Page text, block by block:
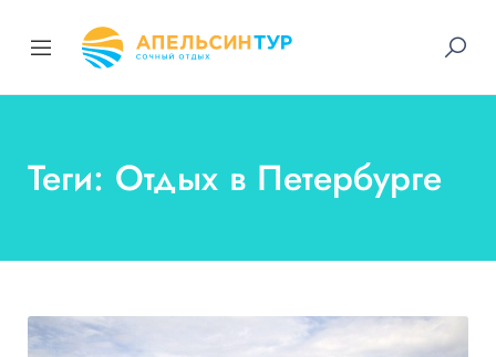
Теги: Отдых в Петербурге